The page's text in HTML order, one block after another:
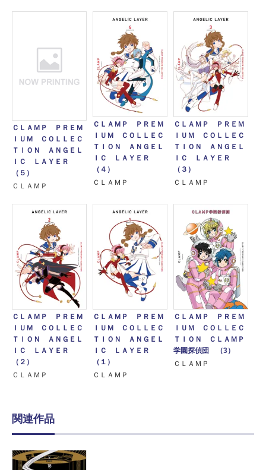
ＣＬＡＭＰ ＰＲＥＭ
ＩＵＭ ＣＯＬＬＥＣ
ＴＩＯＮ ＡＮＧＥＬ
ＩＣ ＬＡＹＥＲ
（５）
ＣＬＡＭＰ
ＣＬＡＭＰ ＰＲＥＭ
ＩＵＭ ＣＯＬＬＥＣ
ＴＩＯＮ ＡＮＧＥＬ
ＩＣ ＬＡＹＥＲ
（４）
ＣＬＡＭＰ
ＣＬＡＭＰ ＰＲＥＭ
ＩＵＭ ＣＯＬＬＥＣ
ＴＩＯＮ ＡＮＧＥＬ
ＩＣ ＬＡＹＥＲ
（３）
ＣＬＡＭＰ
ＣＬＡＭＰ ＰＲＥＭ
ＩＵＭ ＣＯＬＬＥＣ
ＴＩＯＮ ＡＮＧＥＬ
ＩＣ ＬＡＹＥＲ
（２）
ＣＬＡＭＰ
ＣＬＡＭＰ ＰＲＥＭ
ＩＵＭ ＣＯＬＬＥＣ
ＴＩＯＮ ＡＮＧＥＬ
ＩＣ ＬＡＹＥＲ
（１）
ＣＬＡＭＰ
ＣＬＡＭＰ ＰＲＥＭ
ＩＵＭ ＣＯＬＬＥＣ
ＴＩＯＮ ＣＬＡＭＰ
学園探偵団 （3）
ＣＬＡＭＰ
関連作品